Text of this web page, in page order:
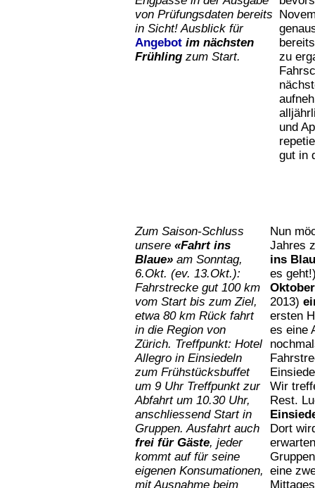
von Prüfungsdaten bereits
in Sicht! Ausblick für
Angebot im nächsten
Frühling zum Start.
zu
und
gut in
Zum Saison-Schluss
unsere «Fahrt ins
Blaue» am Sonntag,
6.Okt. (ev. 13.Okt.):
Fahrstrecke gut 100 km
vom Start bis zum Ziel,
etwa 80 km Rück fahrt
in die Region von
Zürich. Treffpunkt: Hotel
Allegro in Einsiedeln
zum Frühstücksbuffet
um 9 Uhr Treffpunkt zur
Abfahrt um 10.30 Uhr,
anschliessend Start in
Gruppen. Ausfahrt auch
frei für Gäste, jeder
kommt auf für seine
eigenen Konsumationen,
mit Ausnahme beim
Nun
Jahres
ins
es
2013)
ersten
es eine
Wir
Rest.
Dort
eine